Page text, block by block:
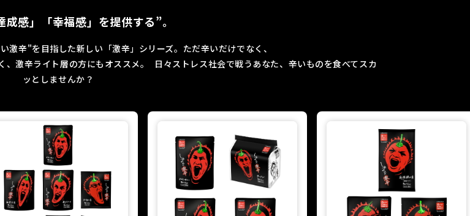
成感」「幸福感」を提供する”。
激辛"を目指した新しい「激辛」シリーズ。ただ辛いだけでなく、
激辛ライト層の方にもオススメ。 日々ストレス社会で戦うあなた、辛いものを食べてスカ
ッとしませんか？